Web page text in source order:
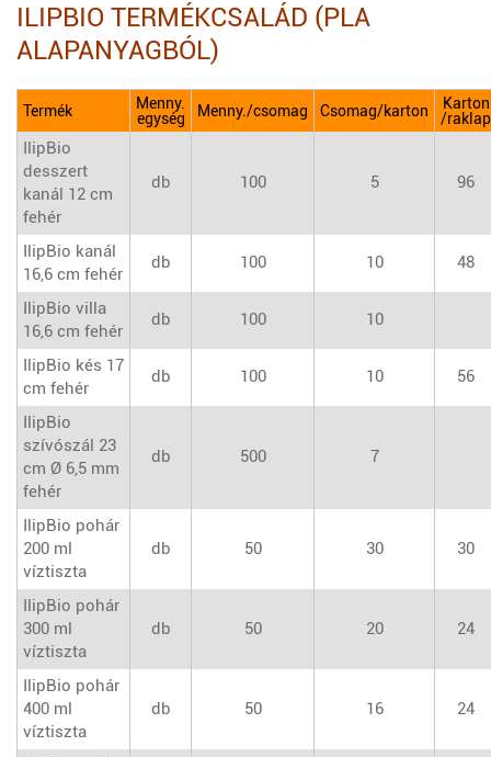
ILIPBIO TERMÉKCSALÁD (PLA
ALAPANYAGBÓL)
Termék
Menny.
egység
Menny./csomag Csomag/karton
Karton
/raklap
IlipBio
desszert
kanál 12 cm
fehér
db 100 5 96
IlipBio kanál
16,6 cm fehér
db 100 10 48
IlipBio villa
16,6 cm fehér
db 100 10
IlipBio kés 17
cm fehér
db 100 10 56
IlipBio
szívószál 23
cm Ø 6,5 mm
fehér
db 500 7
IlipBio pohár
200 ml
víztiszta
db 50 30 30
IlipBio pohár
300 ml
víztiszta
db 50 20 24
IlipBio pohár
400 ml
víztiszta
db 50 16 24